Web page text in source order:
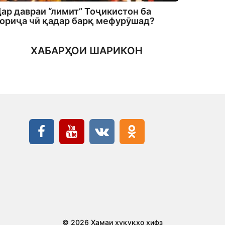
давраи “лимит” Тоҷикистон ба
чӣ қадар барқ мефурӯшад?
ХАБАРҲОИ ШАРИКОН
© 2026 Ҳамаи ҳуқуқҳо ҳифз